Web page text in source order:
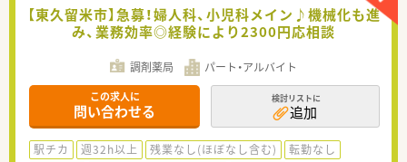
【東久留米市】急募！婦人科、小児科メイン♪機械化も進
み、業務効率◎経験により2300円応相談
調剤薬局 パート・アルバイト
この求人に
問い合わせる
検討リストに
追加
駅チカ 週32h以上 残業なし(ほぼなし含む)
転勤なし